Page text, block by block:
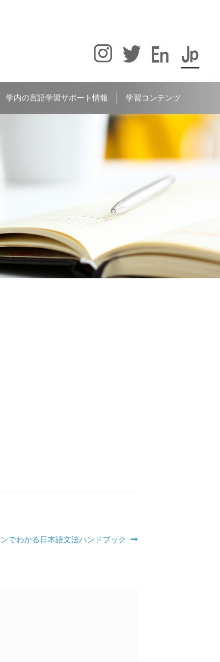
学内の言語学習サポート情報 学習コンテンツ
でわかる日本語文法ハンドブック